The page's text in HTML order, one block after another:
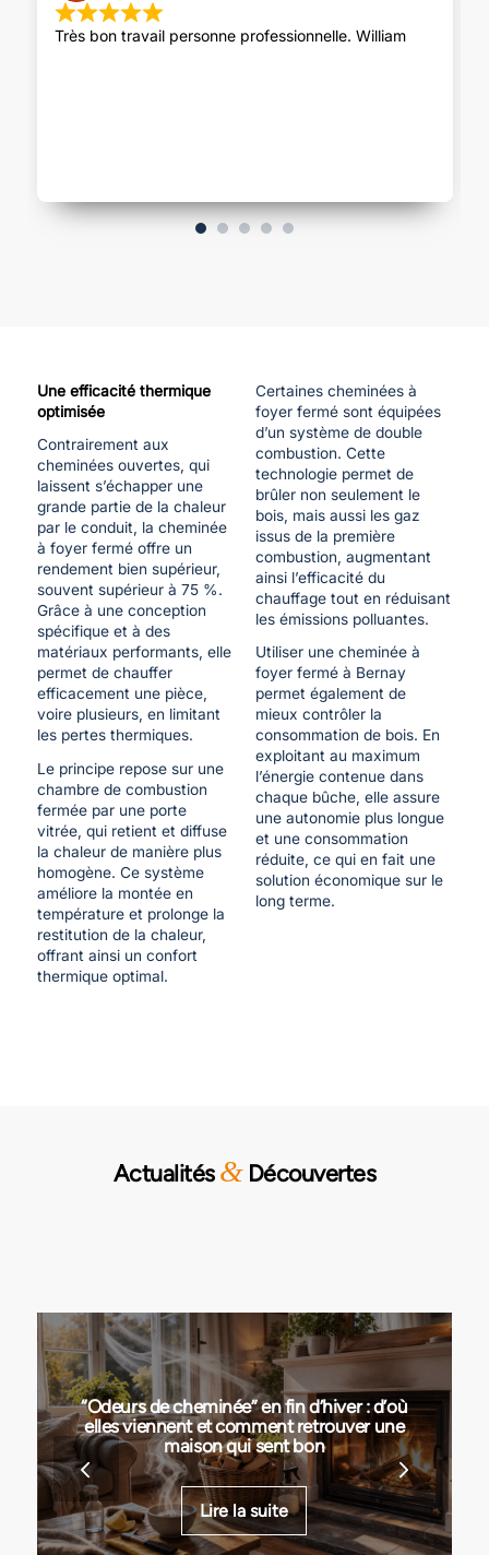
Très bon travail personne professionnelle. William
Une efficacité thermique
optimisée
Contrairement aux
cheminées ouvertes, qui
laissent s’échapper une
grande partie de la chaleur
par le conduit, la cheminée
à foyer fermé offre un
rendement bien supérieur,
souvent supérieur à 75 %.
Grâce à une conception
spécifique et à des
matériaux performants, elle
permet de chauffer
efficacement une pièce,
voire plusieurs, en limitant
les pertes thermiques.
Le principe repose sur une
chambre de combustion
fermée par une porte
vitrée, qui retient et diffuse
la chaleur de manière plus
homogène. Ce système
améliore la montée en
température et prolonge la
restitution de la chaleur,
offrant ainsi un confort
thermique optimal.
Certaines cheminées à
foyer fermé sont équipées
d’un système de double
combustion. Cette
technologie permet de
brûler non seulement le
bois, mais aussi les gaz
issus de la première
combustion, augmentant
ainsi l’efficacité du
chauffage tout en réduisant
les émissions polluantes.
Utiliser une cheminée à
foyer fermé à Bernay
permet également de
mieux contrôler la
consommation de bois. En
exploitant au maximum
l’énergie contenue dans
chaque bûche, elle assure
une autonomie plus longue
et une consommation
réduite, ce qui en fait une
solution économique sur le
long terme.
Actualités &Découvertes
“Odeurs de cheminée” en fin d’hiver : d’où
elles viennent et comment retrouver une
maison qui sent bon
Lire la suite